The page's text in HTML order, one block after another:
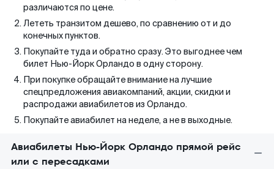
различаются по цене.
Лететь транзитом дешево, по сравнению от и до
конечных пунктов.
Покупайте туда и обратно сразу. Это выгоднее чем
билет Нью-Йорк Орландо в одну сторону.
При покупке обращайте внимание на лучшие
спецпредложения авиакомпаний, акции, скидки и
распродажи авиабилетов из Орландо.
Покупайте авиабилет на неделе, а не в выходные.
Авиабилеты Нью-Йорк Орландо прямой рейс
или с пересадками